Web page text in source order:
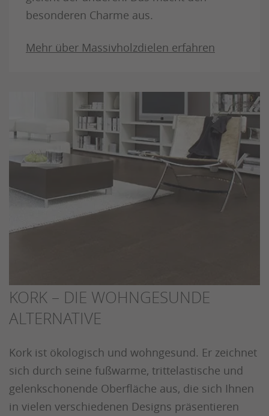
besonderen Charme aus.
Mehr über Massivholzdielen erfahren
KORK – DIE WOHNGESUNDE
ALTERNATIVE
Kork ist ökologisch und wohngesund. Er zeichnet
sich durch seine fußwarme, trittelastische und
gelenkschonende Oberfläche aus, die sich Ihnen
in vielen verschiedenen Designs präsentieren